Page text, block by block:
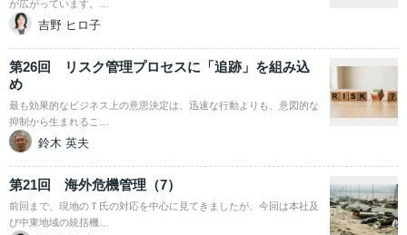
が広がっています。…
吉野 ヒロ子
第26回 リスク管理プロセスに「追跡」を組み込
め
最も効果的なビジネス上の意思決定は、迅速な行動よりも、意図的な
抑制から生まれるこ…
鈴木 英夫
第21回 海外危機管理（7）
前回まで、現地のＴ氏の対応を中心に見てきましたが、今回は本社及
び中東地域の統括機…